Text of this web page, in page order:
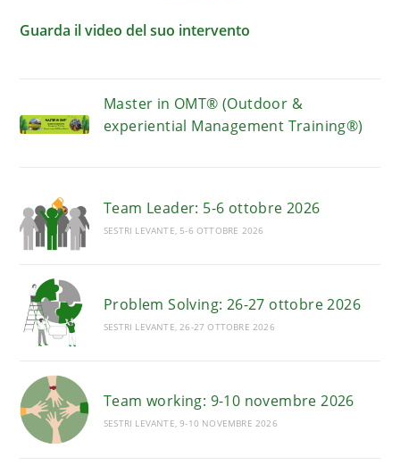
Guarda il video del suo intervento
Master in OMT® (Outdoor &
experiential Management Training®)
Team Leader: 5-6 ottobre 2026
SESTRI LEVANTE, 5-6 OTTOBRE 2026
Problem Solving: 26-27 ottobre 2026
SESTRI LEVANTE, 26-27 OTTOBRE 2026
Team working: 9-10 novembre 2026
SESTRI LEVANTE, 9-10 NOVEMBRE 2026